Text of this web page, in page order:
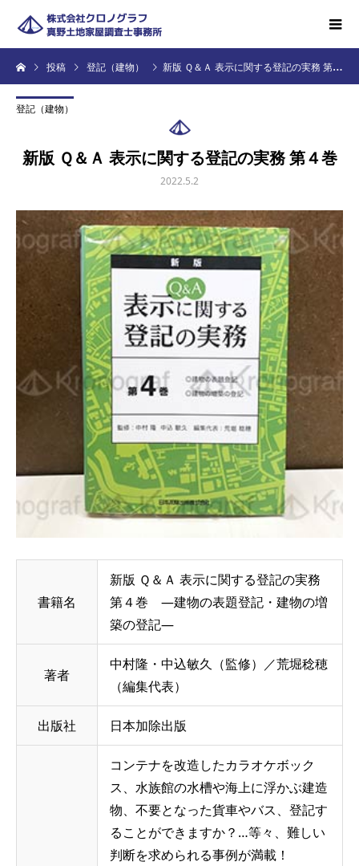
投稿 登記（建物） 新版 Ｑ＆Ａ 表示に関する登記の実務 第４巻
登記（建物）
新版 Ｑ＆Ａ 表示に関する登記の実務 第４巻
2022.5.2
書籍名
新版 Ｑ＆Ａ 表示に関する登記の実務
第４巻 ―建物の表題登記・建物の増
築の登記―
著者
中村隆・中込敏久（監修）／荒堀稔穂
（編集代表）
出版社 日本加除出版
コンテナを改造したカラオケボック
ス、水族館の水槽や海上に浮かぶ建造
物、不要となった貨車やバス、登記す
ることができますか？…等々、難しい
判断を求められる事例が満載！